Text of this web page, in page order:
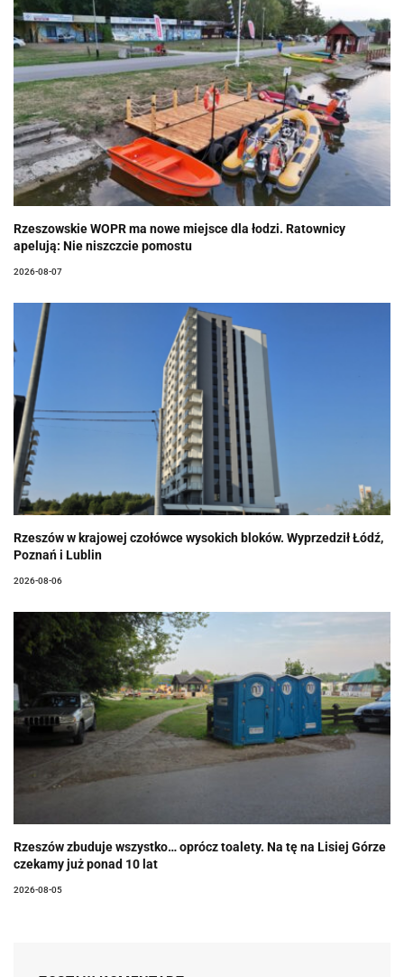
Rzeszowskie WOPR ma nowe miejsce dla łodzi. Ratownicy
apelują: Nie niszczcie pomostu
2026-08-07
Rzeszów w krajowej czołówce wysokich bloków. Wyprzedził Łódź,
Poznań i Lublin
2026-08-06
Rzeszów zbuduje wszystko… oprócz toalety. Na tę na Lisiej Górze
czekamy już ponad 10 lat
2026-08-05